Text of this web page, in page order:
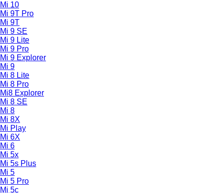
Mi 10
Mi 9T Pro
Mi 9T
Mi 9 SE
Mi 9 Lite
Mi 9 Pro
Mi 9 Explorer
Mi 9
Mi 8 Lite
Mi 8 Pro
Mi8 Explorer
Mi 8 SE
Mi 8
Mi 8X
Mi Play
Mi 6X
Mi 6
Mi 5x
Mi 5s Plus
Mi 5
Mi 5 Pro
Mi 5c